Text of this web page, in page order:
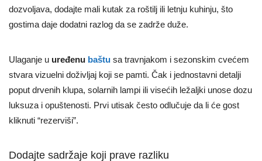
dozvoljava, dodajte mali kutak za roštilj ili letnju kuhinju, što
gostima daje dodatni razlog da se zadrže duže.
Ulaganje u uređenu baštu sa travnjakom i sezonskim cvećem
stvara vizuelni doživljaj koji se pamti. Čak i jednostavni detalji
poput drvenih klupa, solarnih lampi ili visećih ležaljki unose dozu
luksuza i opuštenosti. Prvi utisak često odlučuje da li će gost
kliknuti “rezerviši”.
Dodajte sadržaje koji prave razliku